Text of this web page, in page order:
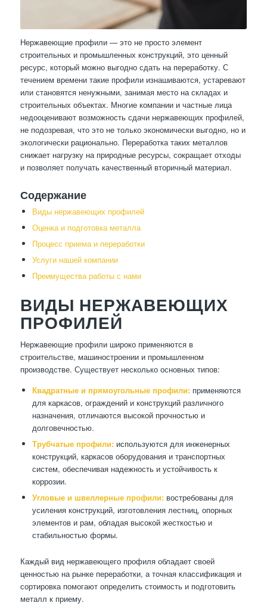
Нержавеющие профили — это не просто элемент
строительных и промышленных конструкций, это ценный
ресурс, который можно выгодно сдать на переработку. С
течением времени такие профили изнашиваются, устаревают
или становятся ненужными, занимая место на складах и
строительных объектах. Многие компании и частные лица
недооценивают возможность сдачи нержавеющих профилей,
не подозревая, что это не только экономически выгодно, но и
экологически рационально. Переработка таких металлов
снижает нагрузку на природные ресурсы, сокращает отходы
и позволяет получать качественный вторичный материал.
Содержание
Виды нержавеющих профилей
Оценка и подготовка металла
Процесс приема и переработки
Услуги нашей компании
Преимущества работы с нами
ВИДЫ НЕРЖАВЕЮЩИХ
ПРОФИЛЕЙ
Нержавеющие профили широко применяются в
строительстве, машиностроении и промышленном
производстве. Существует несколько основных типов:
Квадратные и прямоугольные профили:применяются
для каркасов, ограждений и конструкций различного
назначения, отличаются высокой прочностью и
долговечностью.
Трубчатые профили:используются для инженерных
конструкций, каркасов оборудования и транспортных
систем, обеспечивая надежность и устойчивость к
коррозии.
Угловые и швеллерные профили:востребованы для
усиления конструкций, изготовления лестниц, опорных
элементов и рам, обладая высокой жесткостью и
стабильностью формы.
Каждый вид нержавеющего профиля обладает своей
ценностью на рынке переработки, а точная классификация и
сортировка помогают определить стоимость и подготовить
металл к приему.